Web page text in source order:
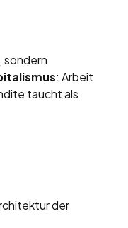
sondern
: Arbeit
taucht als
der